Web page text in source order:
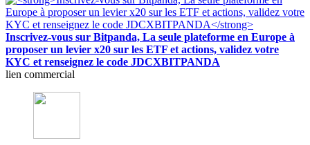
Inscrivez-vous sur Bitpanda, La seule plateforme en Europe à
proposer un levier x20 sur les ETF et actions, validez votre
KYC et renseignez le code JDCXBITPANDA
lien commercial